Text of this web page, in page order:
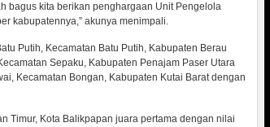
bagus kita berikan penghargaan Unit Pengelola
kabupatennya,” akunya menimpali.
Putih, Kecamatan Batu Putih, Kabupaten Berau
Sepaku, Kabupaten Penajam Paser Utara
Kecamatan Bongan, Kabupaten Kutai Barat dengan
Timur, Kota Balikpapan juara pertama dengan nilai